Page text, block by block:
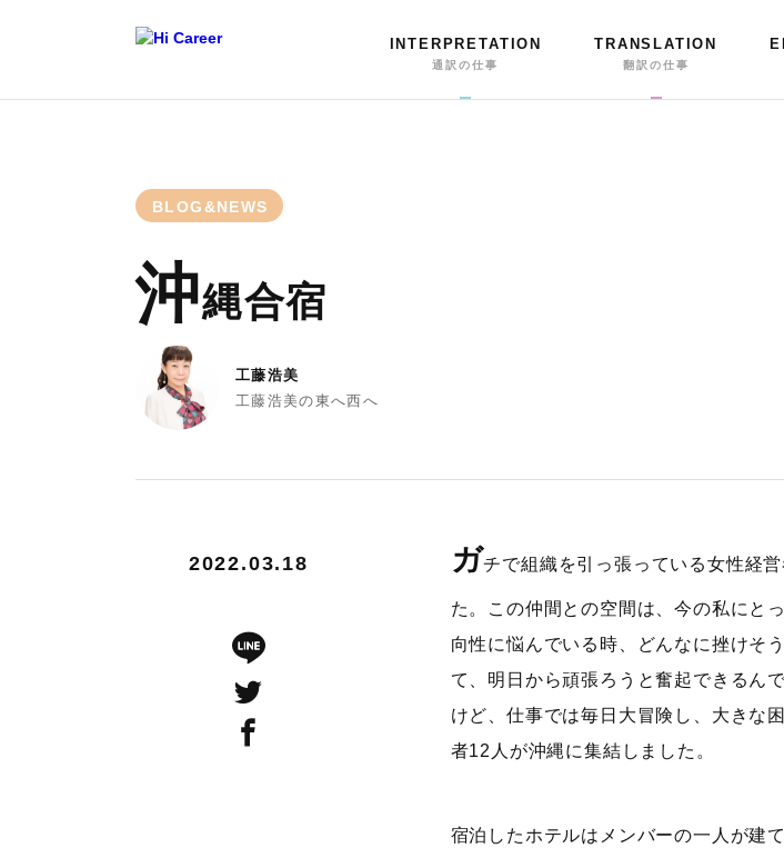
INTERPRETATION
通訳の仕事
TRANSLATION
翻訳の仕事
BLOG&NEWS
沖縄合宿
工藤浩美
工藤浩美の東へ西へ
2022.03.18 ガチで組織を引っ張っている女性経
た。この仲間との空間は、今の私にと
向性に悩んでいる時、どんなに挫けそ
て、明日から頑張ろうと奮起できるん
けど、仕事では毎日大冒険し、大きな
者12人が沖縄に集結しました。
宿泊したホテルはメンバーの一人が建